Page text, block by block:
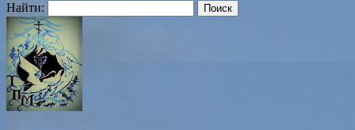
Найти: